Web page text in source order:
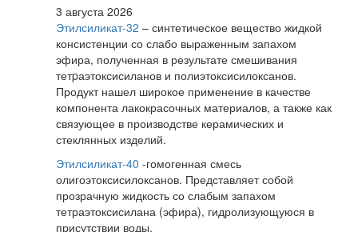
3 августа 2026
Этилсиликат-32 – синтетическое вещество жидкой
консистенции со слабо выраженным запахом
эфира, полученная в результате смешивания
тетpаэтоксисиланов и полиэтоксисилоксанов.
Продукт нашел широкое применение в качестве
компонента лакокрасочных материалов, а также как
связующее в производстве керамических и
стеклянных изделий.
Этилсиликат-40 -гомогенная смесь
олигоэтоксисилоксанов. Представляет собой
прозрачную жидкость со слабым запахом
тетраэтоксисилана (эфира), гидролизующуюся в
присутствии воды.